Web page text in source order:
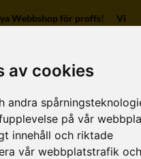
av cookies
andra
på vår
innehåll och riktade
vår webbplatstrafik
Webbshop för proffs! Vi